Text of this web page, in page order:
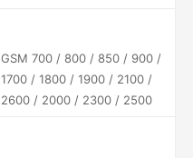
GSM 700 / 800 / 850 / 900 /
1700 / 1800 / 1900 / 2100 /
2600 / 2000 / 2300 / 2500